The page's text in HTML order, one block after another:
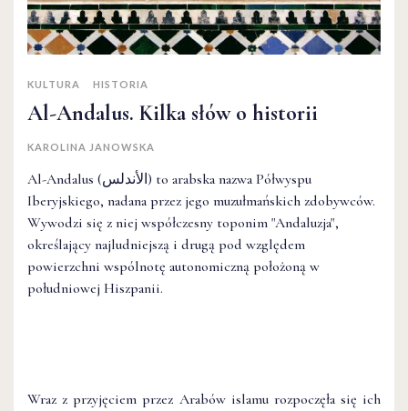
KULTURA HISTORIA
Al-Andalus. Kilka słów o historii
KAROLINA JANOWSKA
Al-Andalus (الأندلس) to arabska nazwa Półwyspu
Iberyjskiego, nadana przez jego muzułmańskich zdobywców.
Wywodzi się z niej współczesny toponim "Andaluzja",
określający najludniejszą i drugą pod względem
powierzchni wspólnotę autonomiczną położoną w
południowej Hiszpanii.
Wraz z przyjęciem przez Arabów islamu rozpoczęła się ich